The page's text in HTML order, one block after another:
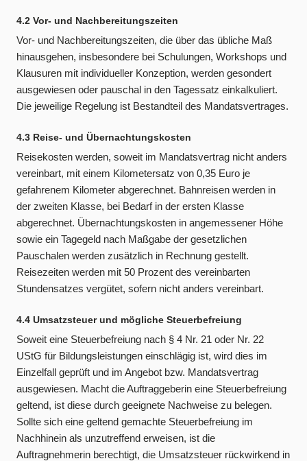
4.2 Vor- und Nachbereitungszeiten
Vor- und Nachbereitungszeiten, die über das übliche Maß
hinausgehen, insbesondere bei Schulungen, Workshops und
Klausuren mit individueller Konzeption, werden gesondert
ausgewiesen oder pauschal in den Tagessatz einkalkuliert.
Die jeweilige Regelung ist Bestandteil des Mandatsvertrages.
4.3 Reise- und Übernachtungskosten
Reisekosten werden, soweit im Mandatsvertrag nicht anders
vereinbart, mit einem Kilometersatz von 0,35 Euro je
gefahrenem Kilometer abgerechnet. Bahnreisen werden in
der zweiten Klasse, bei Bedarf in der ersten Klasse
abgerechnet. Übernachtungskosten in angemessener Höhe
sowie ein Tagegeld nach Maßgabe der gesetzlichen
Pauschalen werden zusätzlich in Rechnung gestellt.
Reisezeiten werden mit 50 Prozent des vereinbarten
Stundensatzes vergütet, sofern nicht anders vereinbart.
4.4 Umsatzsteuer und mögliche Steuerbefreiung
Soweit eine Steuerbefreiung nach § 4 Nr. 21 oder Nr. 22
UStG für Bildungsleistungen einschlägig ist, wird dies im
Einzelfall geprüft und im Angebot bzw. Mandatsvertrag
ausgewiesen. Macht die Auftraggeberin eine Steuerbefreiung
geltend, ist diese durch geeignete Nachweise zu belegen.
Sollte sich eine geltend gemachte Steuerbefreiung im
Nachhinein als unzutreffend erweisen, ist die
Auftragnehmerin berechtigt, die Umsatzsteuer rückwirkend in